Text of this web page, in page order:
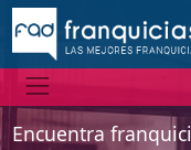
Encuentra